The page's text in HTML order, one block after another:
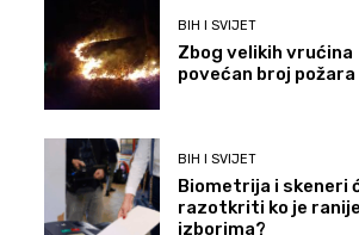
BIH I SVIJET
Zbog velikih vrućina
povećan broj požara
BIH I SVIJET
Biometrija i skeneri
razotkriti ko je
izborima?